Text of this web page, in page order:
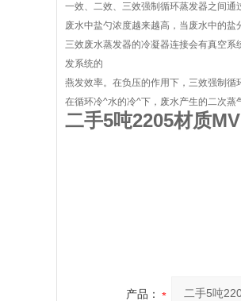
一效、二效、三效强制循环蒸发器之间
废水中盐勺浓度越来越高，当废水中的
三效废水蒸发器的冷凝器连接会有真空
发系统的
燕发效率。在负压的作用下，三效强制
在循环冷^水的冷^下，废水产生的二次蒸
二手5吨2205材质
产品：